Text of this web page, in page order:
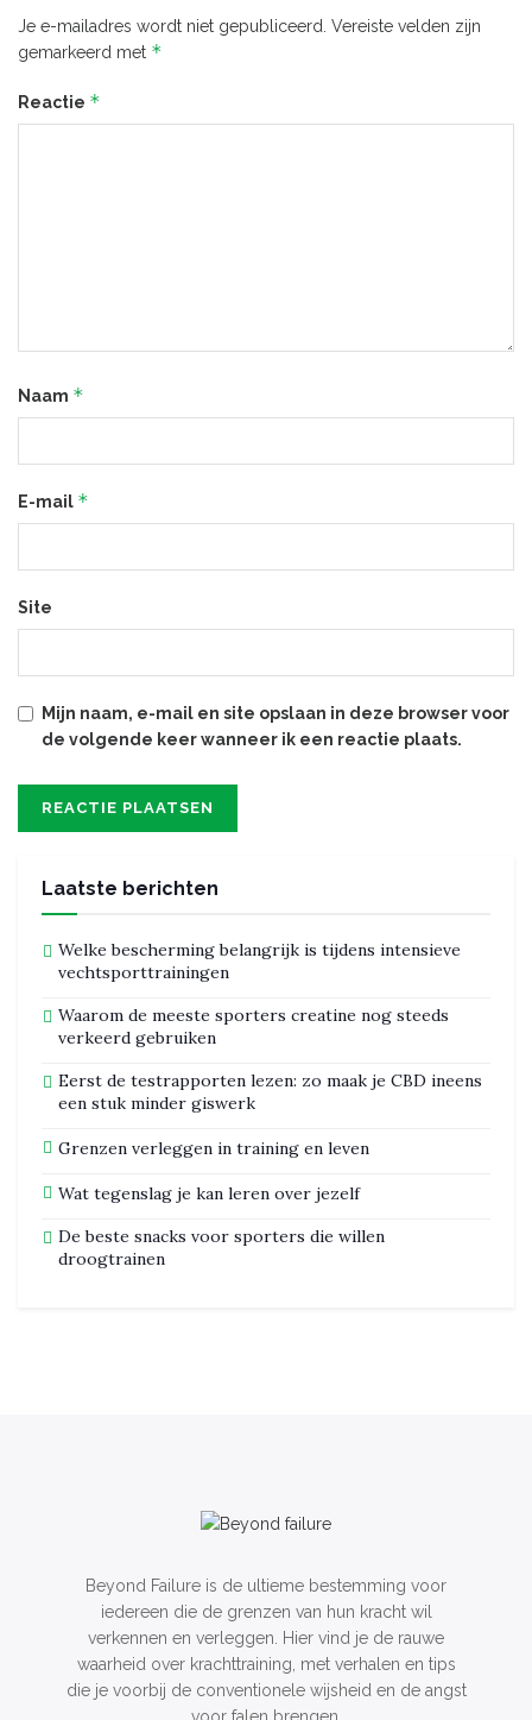
Je e-mailadres wordt niet gepubliceerd. Vereiste velden zijn
gemarkeerd met *
Reactie *
Naam *
E-mail *
Site
Mijn naam, e-mail en site opslaan in deze browser voor
de volgende keer wanneer ik een reactie plaats.
Laatste berichten
Welke bescherming belangrijk is tijdens intensieve
vechtsporttrainingen
Waarom de meeste sporters creatine nog steeds
verkeerd gebruiken
Eerst de testrapporten lezen: zo maak je CBD ineens
een stuk minder giswerk
Grenzen verleggen in training en leven
Wat tegenslag je kan leren over jezelf
De beste snacks voor sporters die willen
droogtrainen
Beyond Failure is de ultieme bestemming voor
iedereen die de grenzen van hun kracht wil
verkennen en verleggen. Hier vind je de rauwe
waarheid over krachttraining, met verhalen en tips
die je voorbij de conventionele wijsheid en de angst